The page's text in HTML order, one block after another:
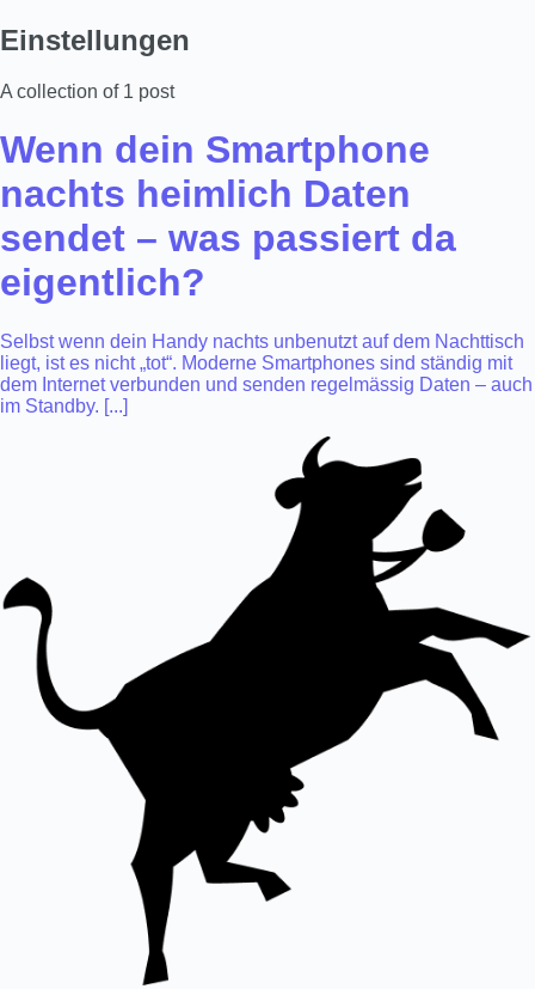
Einstellungen
A collection of 1 post
Wenn dein Smartphone
nachts heimlich Daten
sendet – was passiert da
eigentlich?
Selbst wenn dein Handy nachts unbenutzt auf dem Nachttisch
liegt, ist es nicht „tot“. Moderne Smartphones sind ständig mit
dem Internet verbunden und senden regelmässig Daten – auch
im Standby. [...]